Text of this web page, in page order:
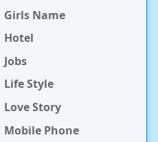
Girls Name
Hotel
Jobs
Life Style
Love Story
Mobile Phone